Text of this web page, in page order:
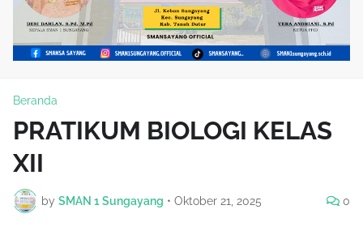
Beranda
PRATIKUM BIOLOGI KELAS
XII
by SMAN 1 Sungayang • Oktober 21, 2025 0